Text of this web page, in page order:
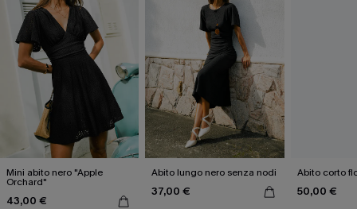
Mini abito nero "Apple
Orchard"
43,00 €
Abito lungo nero senza nodi
37,00 €
Abito corto
50,00 €